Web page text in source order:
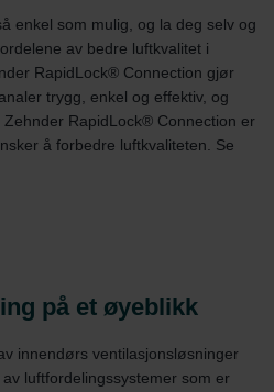
enkel som mulig, og la deg selv og
av bedre luftkvalitet i
RapidLock® Connection gjør
trygg, enkel og effektiv, og
RapidLock® Connection er
å forbedre luftkvaliteten. Se
på et øyeblikk
innendørs ventilasjonsløsninger
luftfordelingssystemer som er